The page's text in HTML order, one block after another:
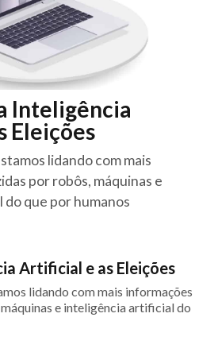
Inteligência
Eleições
lidando com mais
por robôs, máquinas e
que por humanos
Artificial e as Eleições
lidando com mais informações
e inteligência artificial do